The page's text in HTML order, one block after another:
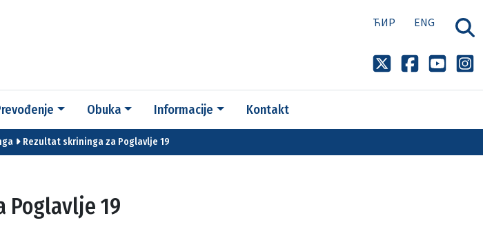
ЋИР ENG
Obuka Informacije Kontakt
Rezultat skrininga za Poglavlje 19
Poglavlje 19